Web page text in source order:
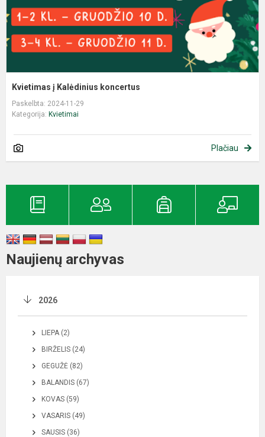
Kvietimas į Kalėdinius koncertus
Paskelbta: 2024-11-29
Kategorija: Kvietimai
Plačiau
Naujienų archyvas
2026
LIEPA (2)
BIRŽELIS (24)
GEGUŽĖ (82)
BALANDIS (67)
KOVAS (59)
VASARIS (49)
SAUSIS (36)